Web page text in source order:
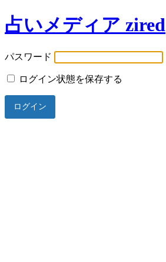
占いメディア zired
パスワード
ログイン状態を保存する